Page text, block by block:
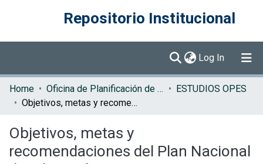
Repositorio Institucional
Log In (current)
Communities & Collections
Browse DSpace
Statistics
Home Oficina de Planificación de la Educación Superior (OPES)
ESTUDIOS OPES
Objetivos, metas y recomendaciones del Plan Nacional de Educación Superior II, PLANES 1981-1985, OPES-13-80 (versión preliminar), agosto 1980
Objetivos, metas y
recomendaciones del Plan Nacional